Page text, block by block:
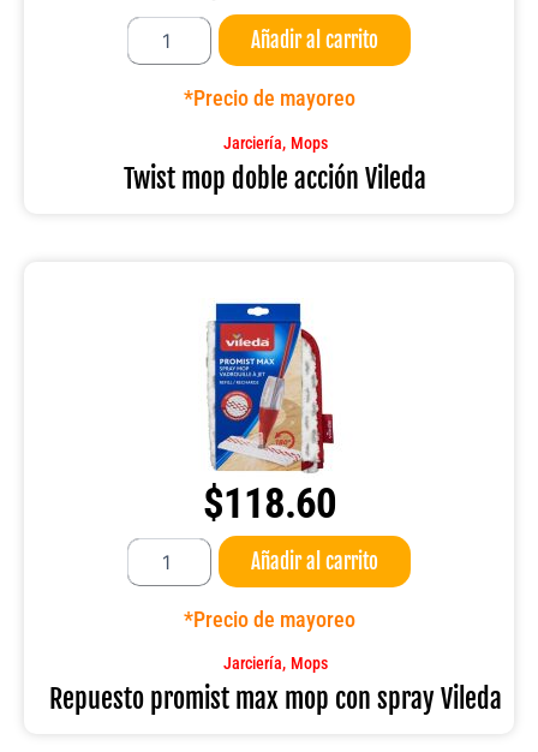
Twist
doble
Añadir al carrito
*Precio de mayoreo
Jarciería, Mops
Twist mop doble acción Vileda
$118.60
Repuesto
promist
max
Vileda
cantidad
Añadir al carrito
*Precio de mayoreo
Jarciería, Mops
Repuesto promist max mop con spray Vileda